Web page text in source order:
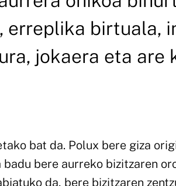
erreplika birtuala,
jokaera eta
bat da. Polux bere giza
bere aurreko bizitzaren
da, bere bizitzaren